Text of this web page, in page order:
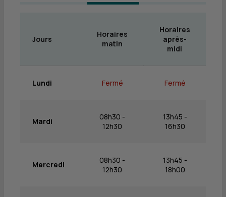
Jours
Horaires
matin
Horaires
après-
midi
Lundi Fermé Fermé
Mardi
08h30 -
12h30
13h45 -
16h30
Mercredi
08h30 -
12h30
13h45 -
18h00